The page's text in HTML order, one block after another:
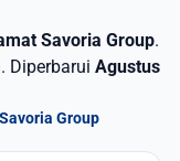
Savoria Group.
Diperbarui Agustus
Group